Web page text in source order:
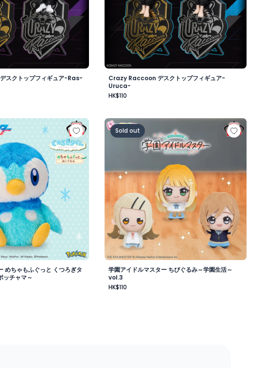
スクトップフィギュア-Ras-
Crazy Raccoon デスクトップフィギュア-
Uruca-
HK$110
ア -椎名真昼-
ー めちゃもふぐっと くつろぎタイムぬいぐるみ～ポッチャマ～
めちゃもふぐっと くつろぎタ
ッチャマ～
学園アイドルマスター ちびぐるみ～学園生活
Sold out
学園アイドルマスター ちびぐるみ～学園生活～
vol.3
HK$110